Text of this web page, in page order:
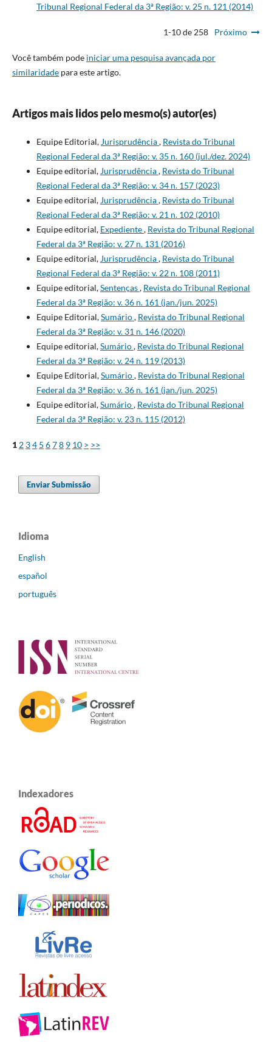
Tribunal Regional Federal da 3ª Região: v. 25 n. 121 (2014)
1-10 de 258 Próximo
Você também pode iniciar uma pesquisa avançada por
similaridadepara este artigo.
Artigos mais lidos pelo mesmo(s) autor(es)
Equipe Editorial, Jurisprudência, Revista do Tribunal
Regional Federal da 3ª Região: v. 35 n. 160 (jul./dez. 2024)
Equipe editorial, Jurisprudência, Revista do Tribunal
Regional Federal da 3ª Região: v. 34 n. 157 (2023)
Equipe editorial, Jurisprudência, Revista do Tribunal
Regional Federal da 3ª Região: v. 21 n. 102 (2010)
Equipe editorial, Expediente, Revista do Tribunal Regional
Federal da 3ª Região: v. 27 n. 131 (2016)
Equipe editorial, Jurisprudência, Revista do Tribunal
Regional Federal da 3ª Região: v. 22 n. 108 (2011)
Equipe editorial,Sentenças, Revista do Tribunal Regional
Federal da 3ª Região: v. 36 n. 161 (jan./jun. 2025)
Equipe Editorial,Sumário, Revista do Tribunal Regional
Federal da 3ª Região: v. 31 n. 146 (2020)
Equipe editorial,Sumário, Revista do Tribunal Regional
Federal da 3ª Região: v. 24 n. 119 (2013)
Equipe Editorial,Sumário, Revista do Tribunal Regional
Federal da 3ª Região: v. 36 n. 161 (jan./jun. 2025)
Equipe editorial,Sumário, Revista do Tribunal Regional
Federal da 3ª Região: v. 23 n. 115 (2012)
1 2 34 5 678 9 10 > >>
Enviar Submissão
Idioma
English
español
português
Indexadores